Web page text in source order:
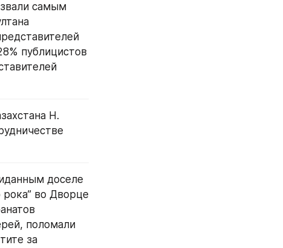
самым
публицистов
Н.
доселе
во Дворце
поломали
за